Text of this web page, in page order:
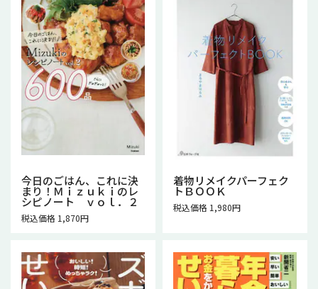
今日のごはん、これに決
まり！Ｍｉｚｕｋｉのレ
シピノート ｖｏｌ．２
税込価格 1,870円
着物リメイクパーフェク
トＢＯＯＫ
税込価格 1,980円